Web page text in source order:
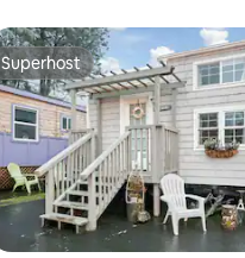
Superhost
Superhost